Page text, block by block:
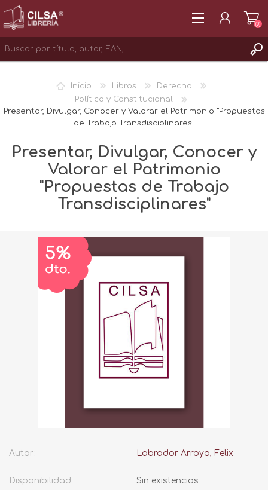
INICIAR SESIÓN
(0)
Inicio Libros
Derecho
Político y Constitucional
Presentar, Divulgar, Conocer y Valorar el Patrimonio "Propuestas
de Trabajo Transdisciplinares"
Presentar, Divulgar, Conocer y
Valorar el Patrimonio
"Propuestas de Trabajo
Transdisciplinares"
Autor: Labrador Arroyo, Felix
Disponibilidad: Sin existencias